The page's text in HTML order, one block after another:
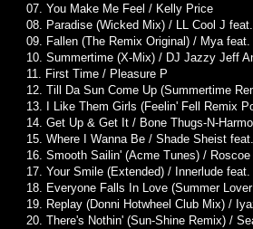
07. You Make Me Feel / Kelly Price
08. Paradise (Wicked Mix) / LL Cool J
09. Fallen (The Remix Original) / Mya
10. Summertime (X-Mix) / DJ Jazzy Jeff
11. First Time / Pleasure P
12. Till Da Sun Come Up (Summertime
13. I Like Them Girls (Feelin' Fell Remix
14. Get Up & Get It / Bone Thugs-N-
15. Where I Wanna Be / Shade Sheist
16. Smooth Sailin' (Acme Tunes) / Roscoe
17. Your Smile (Extended) / Innerlude
18. Everyone Falls In Love (Summer
19. Replay (Donni Hotwheel Club Mix) /
20. There's Nothin' (Sun-Shine Remix) /